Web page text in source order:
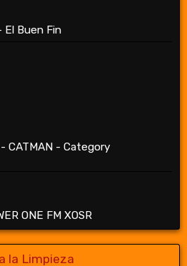
Buen Fin
CATMAN - Category
ONE FM XOSR